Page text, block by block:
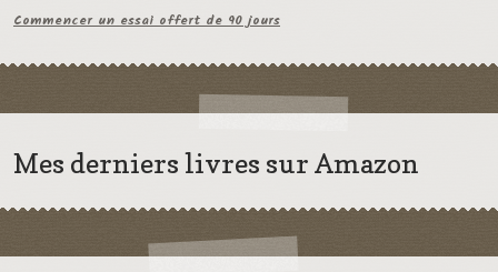
Commencer un essai offert de 90 jours
Mes derniers livres sur Amazon